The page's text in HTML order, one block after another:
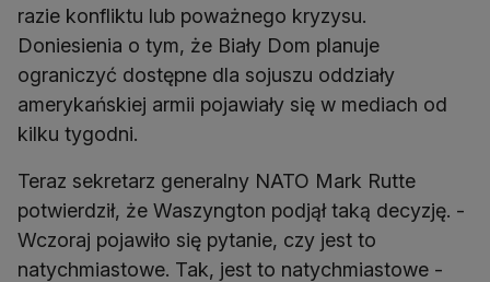
razie konfliktu lub poważnego kryzysu.
Doniesienia o tym, że Biały Dom planuje
ograniczyć dostępne dla sojuszu oddziały
amerykańskiej armii pojawiały się w mediach od
kilku tygodni.
Teraz sekretarz generalny NATO Mark Rutte
potwierdził, że Waszyngton podjął taką decyzję. -
Wczoraj pojawiło się pytanie, czy jest to
natychmiastowe. Tak, jest to natychmiastowe -